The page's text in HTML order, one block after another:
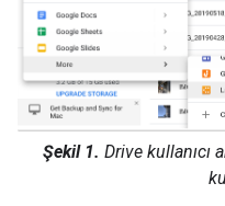
Şekil 1. Drive kullanıcı